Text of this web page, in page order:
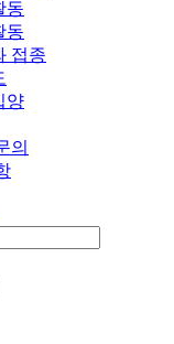
동
동
접종
양
의